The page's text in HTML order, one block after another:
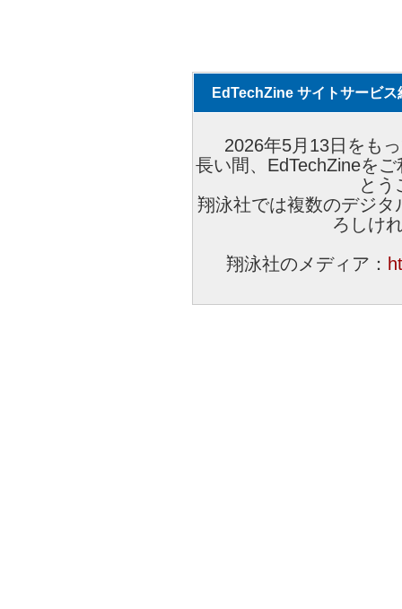
EdTechZine サイトサービス
2026年5月13日をも
長い間、EdTechZineを
とう
翔泳社では複数のデジ
ろしけ
翔泳社のメディア：